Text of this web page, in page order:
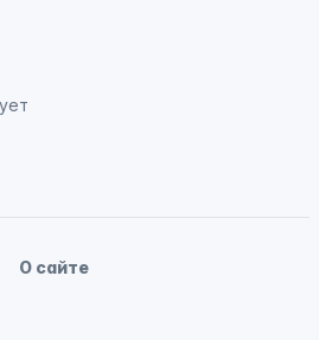
О сайте